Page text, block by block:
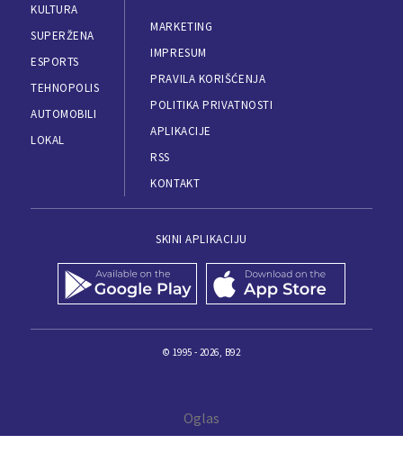
KULTURA
SUPERŽENA
ESPORTS
TEHNOPOLIS
AUTOMOBILI
LOKAL
MARKETING
IMPRESUM
PRAVILA KORIŠĆENJA
POLITIKA PRIVATNOSTI
APLIKACIJE
RSS
KONTAKT
SKINI APLIKACIJU
© 1995 - 2026, B92